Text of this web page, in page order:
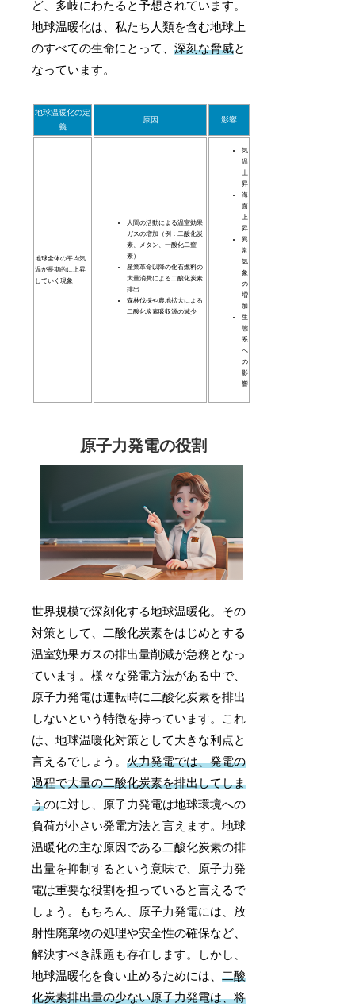
ど、多岐にわたると予想されています。
地球温暖化は、私たち人類を含む地球上
のすべての生命にとって、深刻な脅威と
なっています。
地球温暖化の定
義
原因 影響
地球全体の平均気
温が長期的に上昇
していく現象
人間の活動による温室効果
ガスの増加（例：二酸化炭
素、メタン、一酸化二窒
素）
産業革命以降の化石燃料の
大量消費による二酸化炭素
排出
森林伐採や農地拡大による
二酸化炭素吸収源の減少
気
温
上
昇
海
面
上
昇
異
常
気
象
の
増
加
生
態
系
へ
の
影
響
原子力発電の役割
世界規模で深刻化する地球温暖化。その
対策として、二酸化炭素をはじめとする
温室効果ガスの排出量削減が急務となっ
ています。様々な発電方法がある中で、
原子力発電は運転時に二酸化炭素を排出
しないという特徴を持っています。これ
は、地球温暖化対策として大きな利点と
言えるでしょう。火力発電では、発電の
過程で大量の二酸化炭素を排出してしま
うのに対し、原子力発電は地球環境への
負荷が小さい発電方法と言えます。地球
温暖化の主な原因である二酸化炭素の排
出量を抑制するという意味で、原子力発
電は重要な役割を担っていると言えるで
しょう。もちろん、原子力発電には、放
射性廃棄物の処理や安全性の確保など、
解決すべき課題も存在します。しかし、
地球温暖化を食い止めるためには、二酸
化炭素排出量の少ない原子力発電は、将